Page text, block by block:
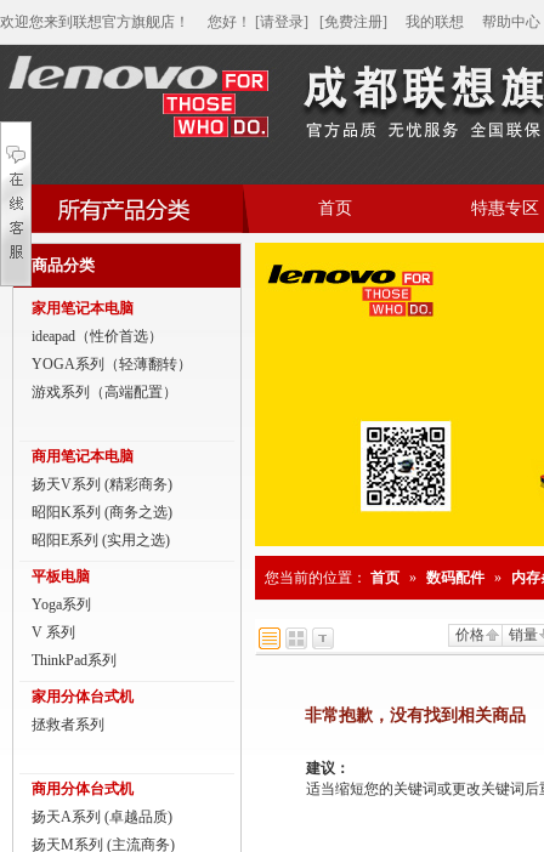
欢迎您来到联想官方旗舰店！ 您好 ！ [请登录] [免费注册] 我的联想 帮助中心
家用笔记本电脑
商用笔记本电脑
平板电脑
商用分体台式机
家用一体台式机
ThinkPad
ThinkStation工作站
联想服务器
首页 特惠专区
商品分类
家用笔记本电脑
ideapad（性价首选）
YOGA系列（轻薄翻转）
游戏系列（高端配置）
商用笔记本电脑
扬天V系列 (精彩商务)
昭阳K系列 (商务之选)
昭阳E系列 (实用之选)
平板电脑
Yoga系列
V 系列
ThinkPad系列
家用分体台式机
拯救者系列
商用分体台式机
扬天A系列 (卓越品质)
扬天M系列 (主流商务)
您当前的位置： 首页 » 数码配件 » 内存
价格 销量
非常抱歉，没有找到相关商品
建议：
适当缩短您的关键词或更改关键词后